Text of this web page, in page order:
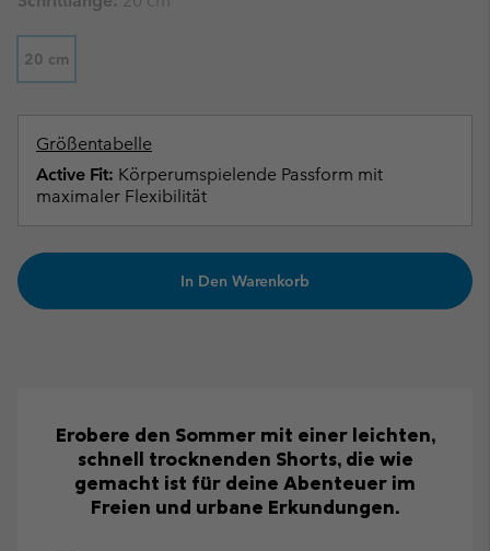
20 cm
Größentabelle
Active Fit: Körperumspielende Passform mit
maximaler Flexibilität
In Den Warenkorb
Erobere den Sommer mit einer leichten,
schnell trocknenden Shorts, die wie
gemacht ist für deine Abenteuer im
Freien und urbane Erkundungen.